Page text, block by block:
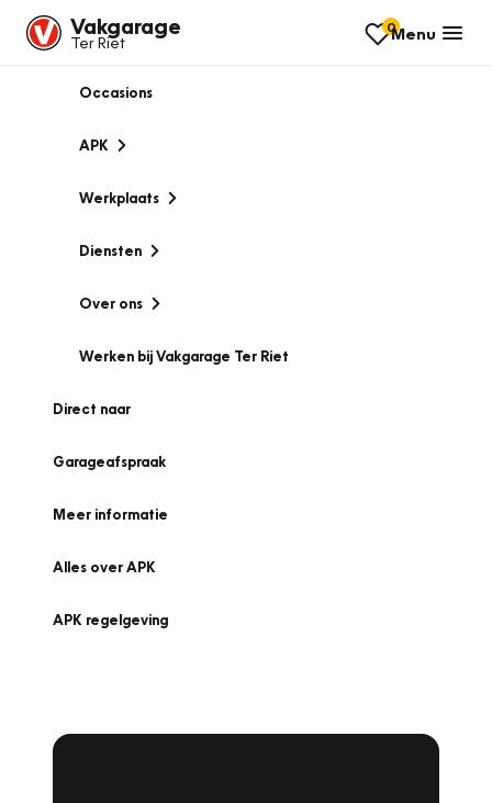
Vakgarage
Ter Riet
0Menu
Occasions
APK
Werkplaats
Diensten
Over ons
Werken bij Vakgarage Ter Riet
Direct naar
Garageafspraak
Meer informatie
Alles over APK
APK regelgeving